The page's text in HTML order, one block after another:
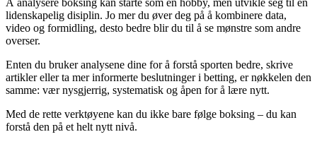
Å analysere boksing kan starte som en hobby, men utvikle seg til en
lidenskapelig disiplin. Jo mer du øver deg på å kombinere data,
video og formidling, desto bedre blir du til å se mønstre som andre
overser.
Enten du bruker analysene dine for å forstå sporten bedre, skrive
artikler eller ta mer informerte beslutninger i betting, er nøkkelen den
samme: vær nysgjerrig, systematisk og åpen for å lære nytt.
Med de rette verktøyene kan du ikke bare følge boksing – du kan
forstå den på et helt nytt nivå.